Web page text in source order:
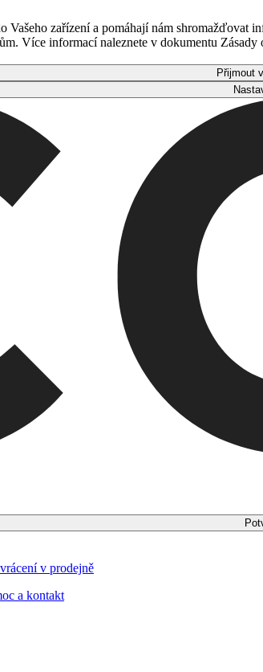
Vašeho zařízení a pomáhají nám
Více informací naleznete v dokumentu
Přijmout
v prodejně
a kontakt